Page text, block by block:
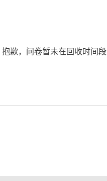
抱歉，问卷暂未在回收时间